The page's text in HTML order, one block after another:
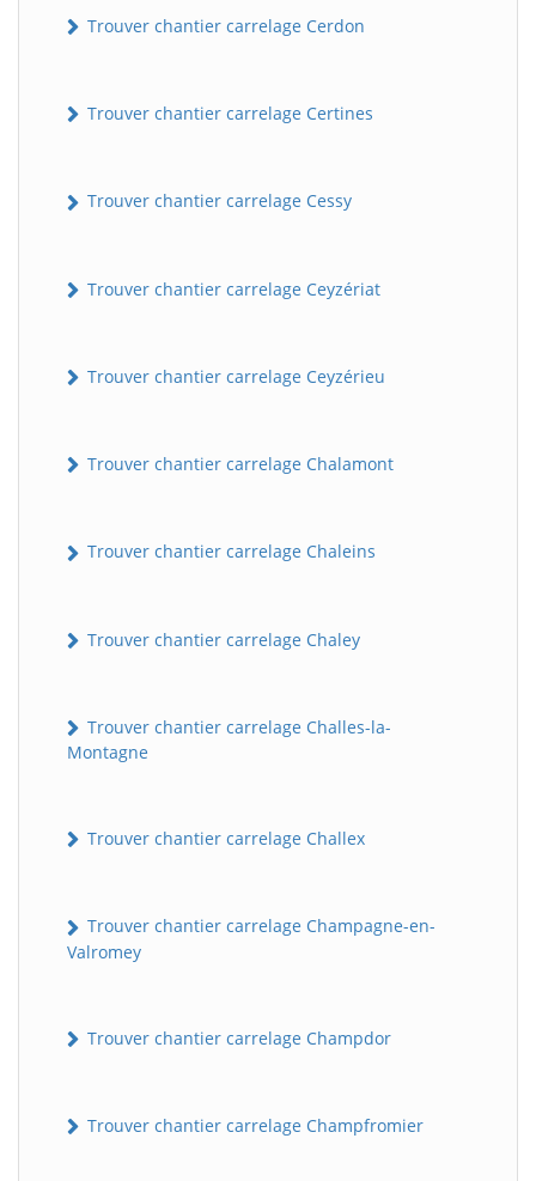
Trouver chantier carrelage Cerdon
Trouver chantier carrelage Certines
Trouver chantier carrelage Cessy
Trouver chantier carrelage Ceyzériat
Trouver chantier carrelage Ceyzérieu
Trouver chantier carrelage Chalamont
Trouver chantier carrelage Chaleins
Trouver chantier carrelage Chaley
Trouver chantier carrelage Challes-la-
Montagne
Trouver chantier carrelage Challex
Trouver chantier carrelage Champagne-en-
Valromey
Trouver chantier carrelage Champdor
Trouver chantier carrelage Champfromier